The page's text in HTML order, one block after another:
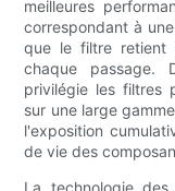
meilleures
correspondant à
que le filtre retient
chaque passage.
privilégie les filtres
sur une large
l'exposition
de vie des